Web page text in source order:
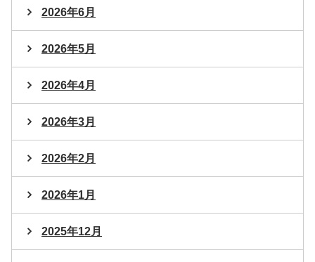
2026年6月
2026年5月
2026年4月
2026年3月
2026年2月
2026年1月
2025年12月